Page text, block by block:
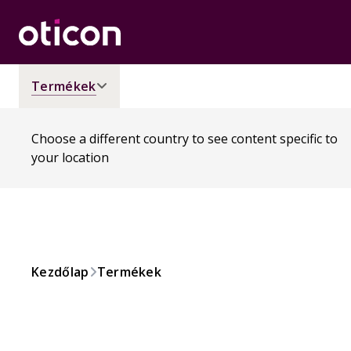
Termékek
Choose a different country to see content specific to
your location
Kezdőlap Termékek